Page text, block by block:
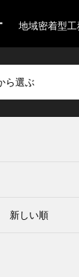
地域密着型工
ら選ぶ
新しい順